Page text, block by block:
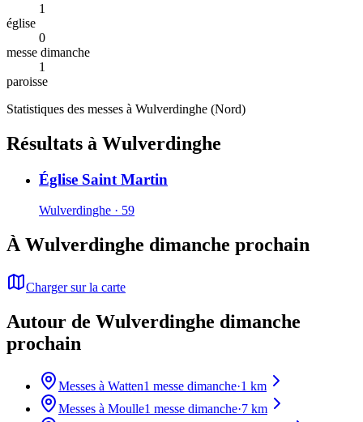
1
église
0
messe dimanche
1
paroisse
Statistiques des messes à Wulverdinghe (Nord)
Résultats à Wulverdinghe
Église Saint Martin
Wulverdinghe · 59
À Wulverdinghe dimanche prochain
Charger sur la carte
Autour de Wulverdinghe dimanche
prochain
Messes à Watten1 messe dimanche·1 km
Messes à Moulle1 messe dimanche·7 km